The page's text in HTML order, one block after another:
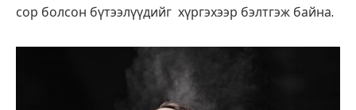
сор болсон бүтээлүүдийг хүргэхээр бэлтгэж байна.